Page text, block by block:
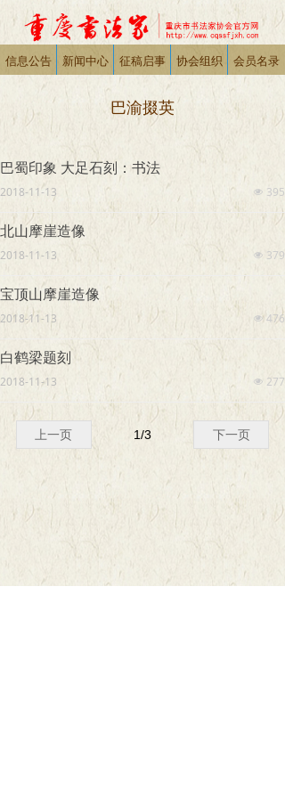
信息公告 新闻中心 征稿启事 协会组织 会员名录
巴渝掇英
巴蜀印象 大足石刻：书法
넶 395
2018-11-13
北山摩崖造像
넶 379
2018-11-13
宝顶山摩崖造像
넶 476
2018-11-13
白鹤梁题刻
넶 277
2018-11-13
上一页 下一页
1/3